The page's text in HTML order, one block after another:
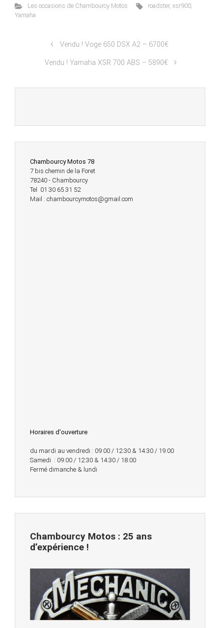
Les occasions de Chambourcy Motos roadster,xsr900,
Yamaha
Vendu ! Voge 650 DSX A2 – 6700€
Vendu ! Yamaha XSR 700 ABS – 5890€
Chambourcy Motos 78
7 bis chemin de la Foret
78240 - Chambourcy
Tel 01 30 65 31 52
Mail : chambourcymotos@gmail.com
Horaires d'ouverture
du mardi au vendredi : 09:00 / 12:30 & 14:30 / 19:00
Samedi : 09:00 / 12:30 & 14:30 / 18:00
Fermé dimanche & lundi
Chambourcy Motos : 25 ans
d’expérience !